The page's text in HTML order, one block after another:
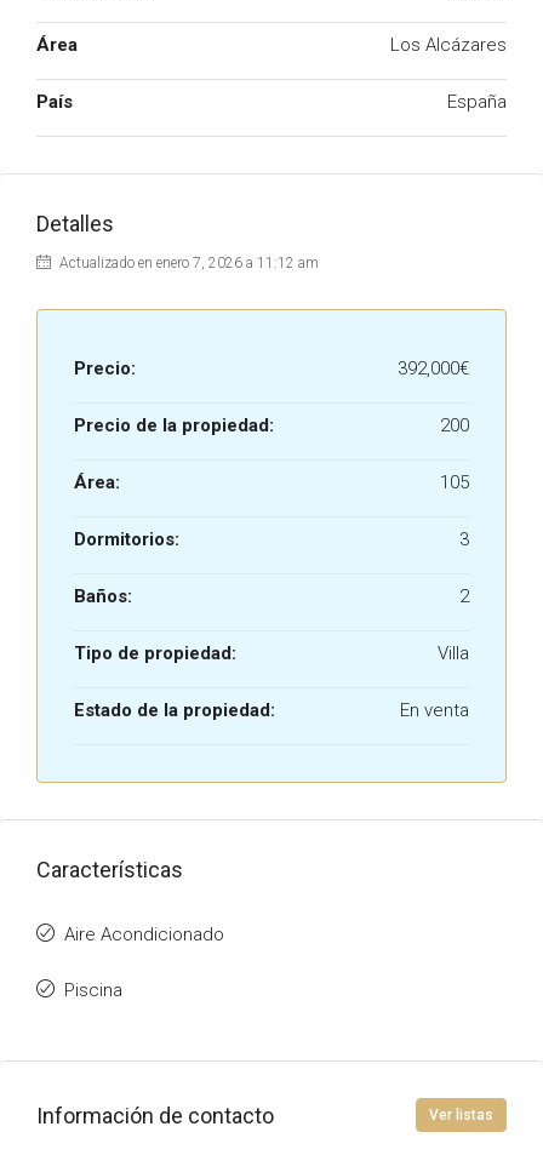
Área Los Alcázares
País España
Detalles
Actualizado en enero 7, 2026 a 11:12 am
Precio: 392,000€
Precio de la propiedad: 200
Área: 105
Dormitorios: 3
Baños: 2
Tipo de propiedad: Villa
Estado de la propiedad: En venta
Características
Aire Acondicionado
Piscina
Información de contacto Ver listas